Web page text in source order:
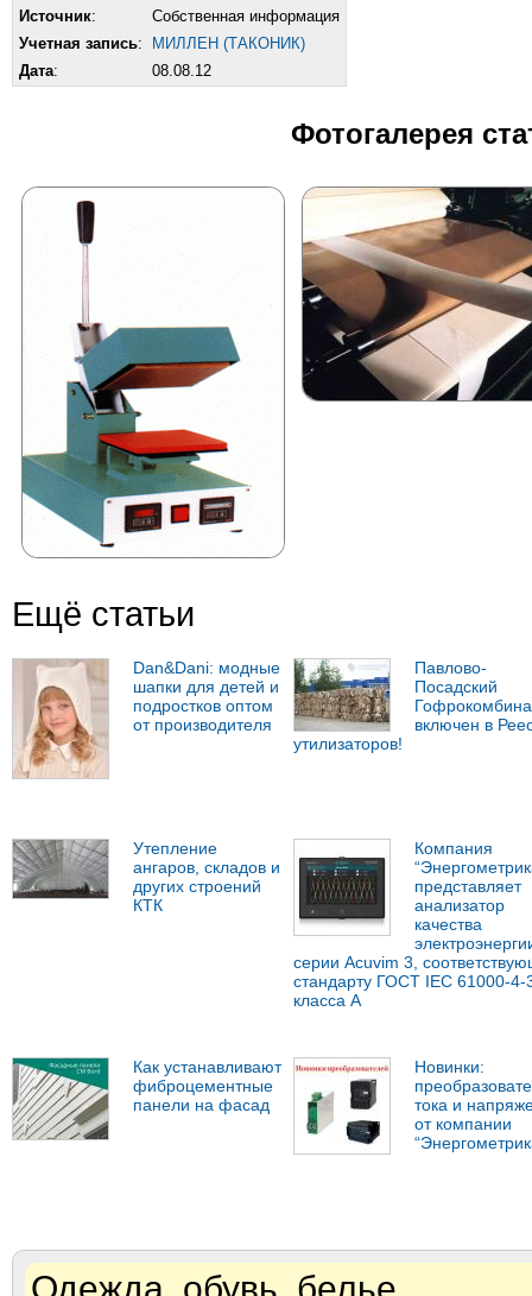
Источник:
Собственная информация
Учетная запись:
МИЛЛЕН (ТАКОНИК)
Дата: 08.08.12
Фотогалерея
Ещё статьи
Dan&Dani: модные
шапки для детей и
подростков оптом
от производителя
Павлово-
Посадский
включен в
утилизаторов!
Утепление
ангаров, складов и
других строений
КТК
Компания
представляет
анализатор
качества
серии Acuvim 3,
стандарту ГОСТ IEC 61000-4-
класса А
Как устанавливают
фиброцементные
панели на фасад
Новинки:
тока и
от компании